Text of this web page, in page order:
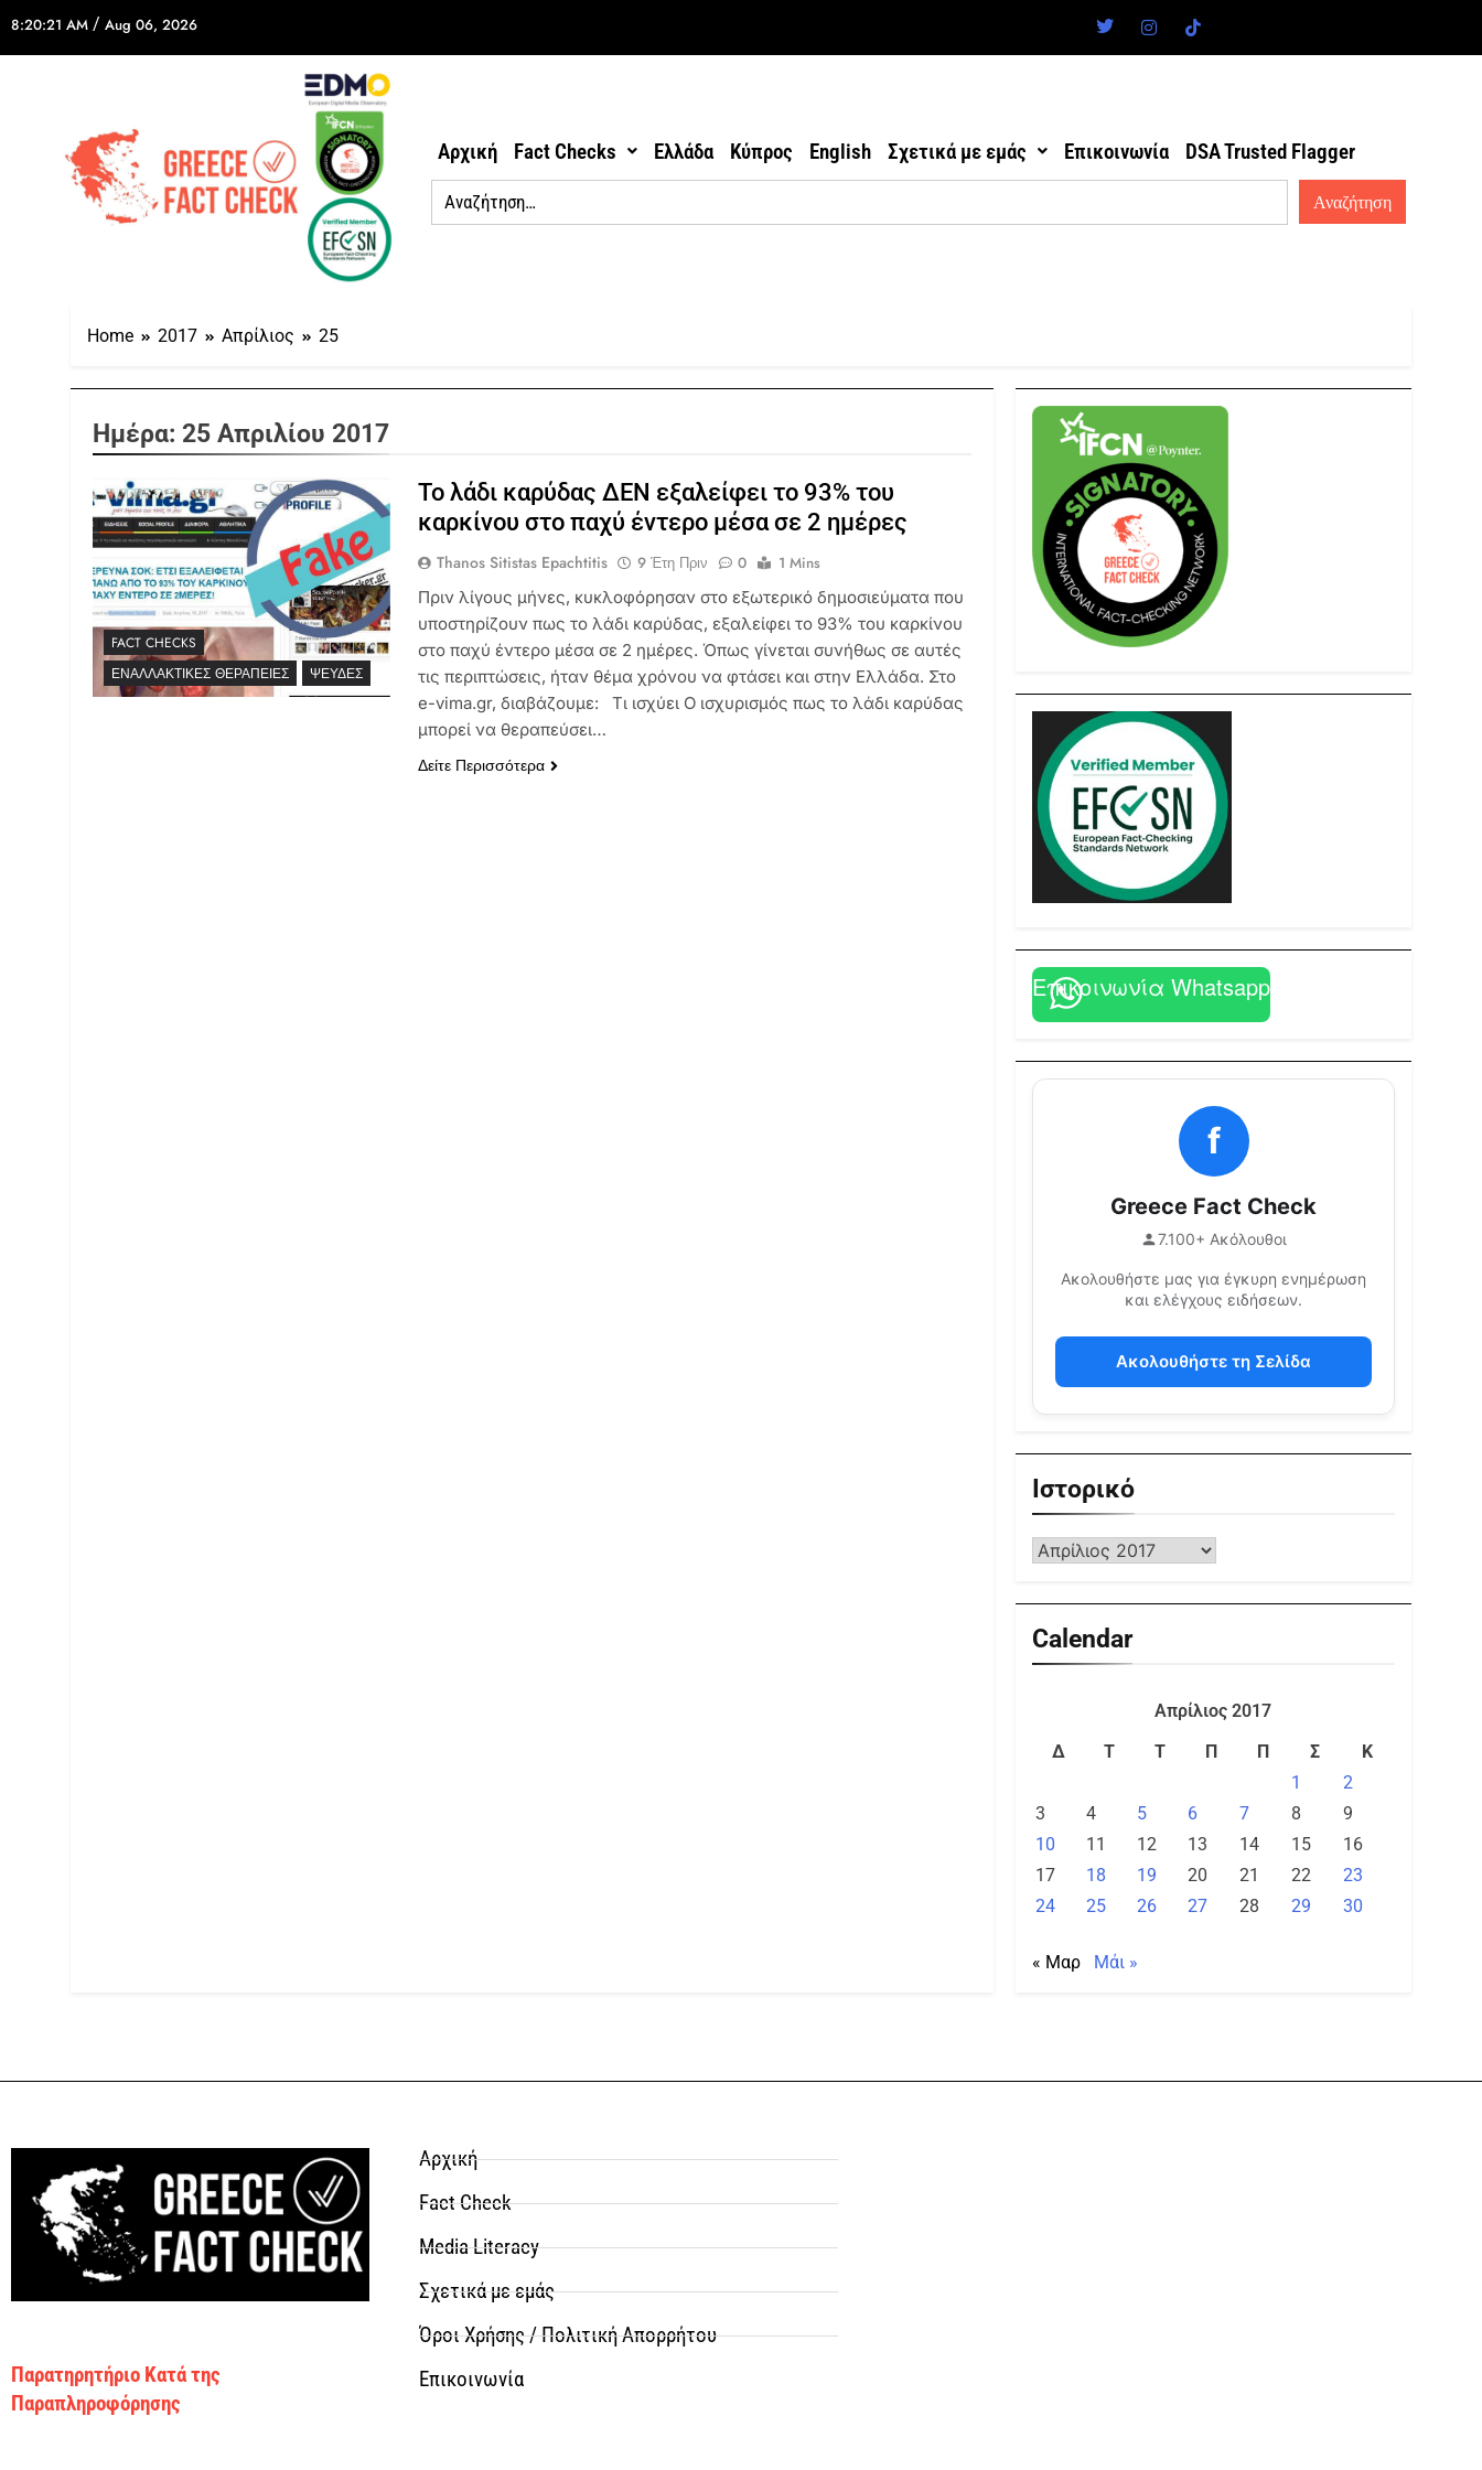
8:20:21 AM / Aug 06, 2026
Αρχική Fact Checks Ελλάδα Κύπρος English Σχετικά με εμάς Επικοινωνία DSA Trusted Flagger
Home 2017 Απρίλιος 25
Ημέρα: 25 Απριλίου 2017
FACT CHECKS
ΕΝΑΛΛΑΚΤΙΚΈΣ ΘΕΡΑΠΕΊΕΣ
ΨΕΥΔΈΣ
Το λάδι καρύδας ΔΕΝ εξαλείφει το 93% του
καρκίνου στο παχύ έντερο μέσα σε 2 ημέρες
Thanos Sitistas Epachtitis 9 Έτη Πριν 0
1 Mins
Πριν λίγους μήνες, κυκλοφόρησαν στο εξωτερικό δημοσιεύματα που
υποστηρίζουν πως το λάδι καρύδας, εξαλείφει το 93% του καρκίνου
στο παχύ έντερο μέσα σε 2 ημέρες. Όπως γίνεται συνήθως σε αυτές
τις περιπτώσεις, ήταν θέμα χρόνου να φτάσει και στην Ελλάδα. Στο
e-vima.gr, διαβάζουμε: Τι ισχύει Ο ισχυρισμός πως το λάδι καρύδας
μπορεί να θεραπεύσει…
Δείτε Περισσότερα
Επικοινωνία Whatsapp
f
Greece Fact Check
7.100+ Ακόλουθοι
Ακολουθήστε μας για έγκυρη ενημέρωση
και ελέγχους ειδήσεων.
Ακολουθήστε τη Σελίδα
Ιστορικό
Calendar
Απρίλιος 2017
Δ
Τ Τ Π Π Σ
Κ
1
2
3
4 5 6 7 8
9
10
11 12 13 14 15
16
17
18 19 20 21 22
23
24
25 26 27 28 29 30
« Μαρ Μάι »
Παρατηρητήριο Κατά της
Παραπληροφόρησης
Αρχική
Fact Check
Media Literacy
Σχετικά με εμάς
Όροι Χρήσης / Πολιτική Απορρήτου
Επικοινωνία